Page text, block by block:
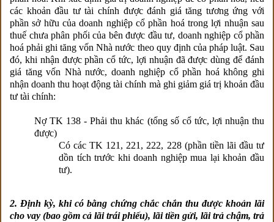
các khoản đầu tư tài chính được đánh giá tăng tương ứng với
phần sở hữu của doanh nghiệp cổ phần hoá trong lợi nhuận sau
thuế chưa phân phối của bên được đầu tư, doanh nghiệp cổ phần
hoá phải ghi tăng vốn Nhà nước theo quy định của pháp luật. Sau
đó, khi nhận được phần cổ tức, lợi nhuận đã được dùng để đánh
giá tăng vốn Nhà nước, doanh nghiệp cổ phần hoá không ghi
nhận doanh thu hoạt động tài chính mà ghi giảm giá trị khoản đầu
tư tài chính:
Nợ TK 138 - Phải thu khác (tổng số cổ tức, lợi nhuận thu
được)
Có các TK 121, 221, 222, 228 (phần tiền lãi đầu tư
dồn tích trước khi doanh nghiệp mua lại khoản đầu
tư).
2. Định kỳ, khi có bằng chứng chắc chắn thu được khoản lãi
cho vay (bao gồm cả lãi trái phiếu), lãi tiền gửi, lãi trả chậm, trả